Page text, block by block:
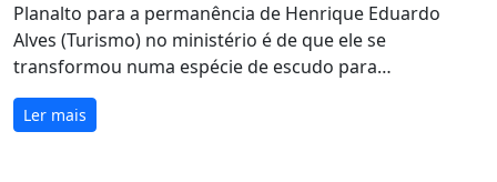
Planalto para a permanência de Henrique Eduardo
Alves (Turismo) no ministério é de que ele se
transformou numa espécie de escudo para…
Ler mais